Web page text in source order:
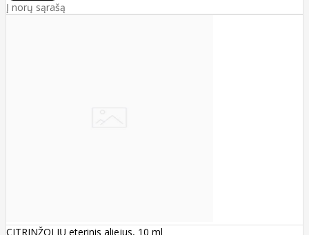
Į norų sąrašą
CITRINŽOLIŲ eterinis aliejus, 10 ml